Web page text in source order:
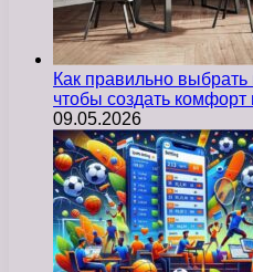
Как правильно
чтобы создать
09.05.2026